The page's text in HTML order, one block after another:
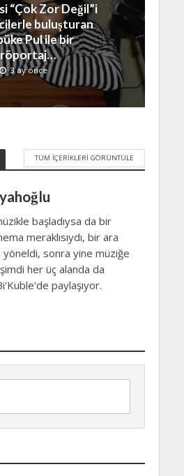
“Çok Zor Değil”i
buluşturan
Pul ile bir
röportaj…
3 ay önce
TÜM İÇERIKLERI GÖRÜNTÜLE
başladıysa da bir
meraklısıydı, bir ara
sonra yine müziğe
her üç alanda da
paylaşıyor.